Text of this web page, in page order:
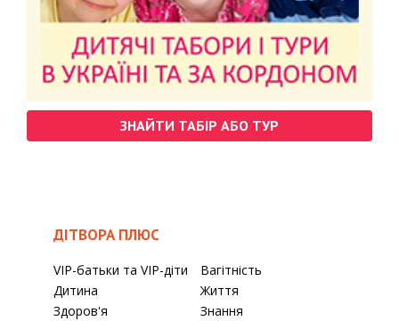
ЗНАЙТИ ТАБІР АБО ТУР
ДІТВОРА ПЛЮС
VIP-батьки та VIP-діти
Вагітність
Дитина
Життя
Здоров'я
Знання